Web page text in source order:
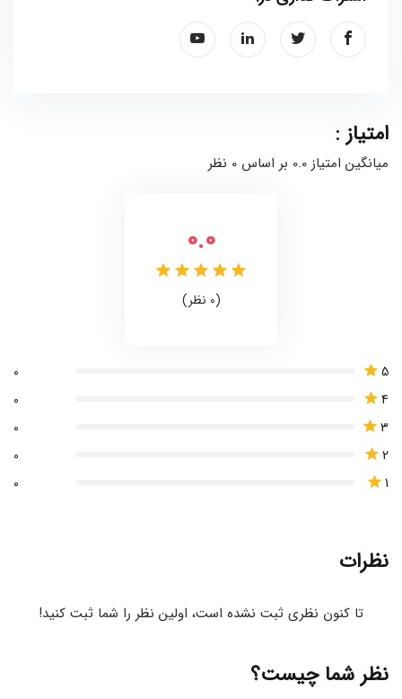
امتیاز :
میانگین امتیاز 0.0 بر اساس 0 نظر
0.0
(0 نظر)
5
0
4
0
3
0
2
0
1
0
نظرات
تا کنون نظری ثبت نشده است، اولین نظر را شما ثبت کنید!
نظر شما چیست؟